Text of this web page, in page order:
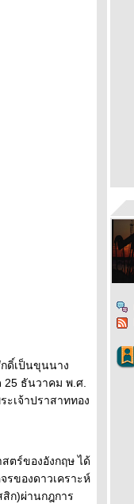
ดิ์เป็นขุนนาง
25 ธันวาคม พ.ศ.
ะเจ้าปราสาททอง
ตร์ของอังกฤษ ได้
รของดาวเคราะห์
สิก)ผ่านกฎการ